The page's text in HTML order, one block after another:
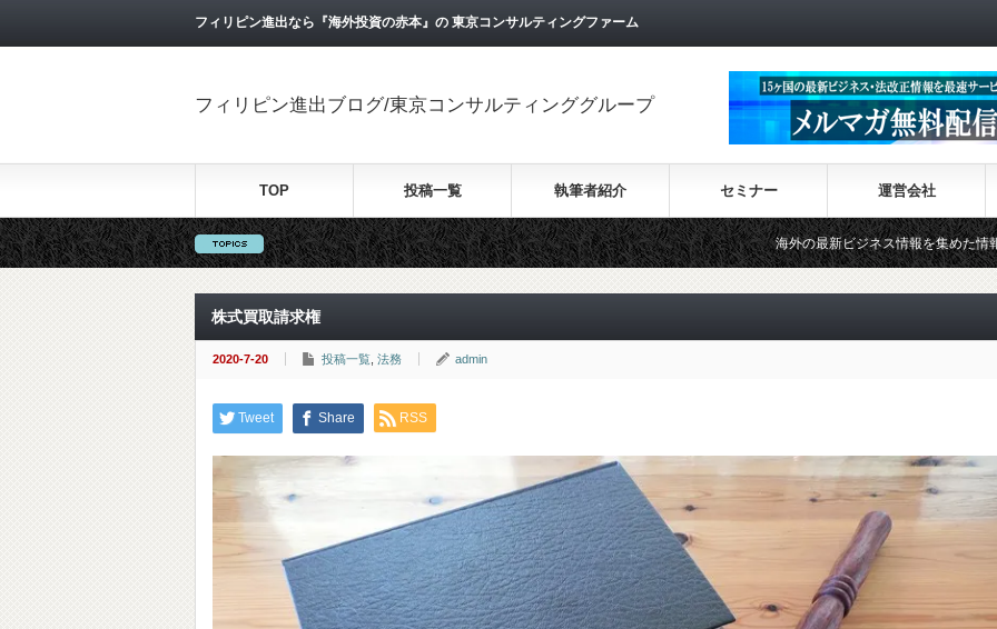
フィリピン進出なら『海外投資の赤本』の 東京コンサルティングファーム
フィリピン進出ブログ/東京コンサルティンググループ
TOP 投稿一覧 執筆者紹介 セミナー 運営会社
海外の最新ビジネス情報を集めた情報サイト【Wiki-
株式買取請求権
2020-7-20 投稿一覧 法務 admin
Tweet Share RSS